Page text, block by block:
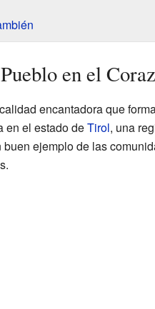
en el
encantadora que
en el estado deTirol, una
buen ejemplo de las